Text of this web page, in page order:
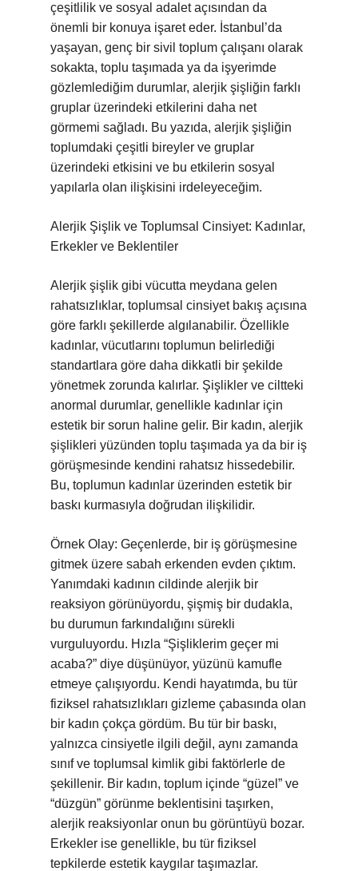
çeşitlilik ve sosyal adalet açısından da
önemli bir konuya işaret eder. İstanbul’da
yaşayan, genç bir sivil toplum çalışanı olarak
sokakta, toplu taşımada ya da işyerimde
gözlemlediğim durumlar, alerjik şişliğin farklı
gruplar üzerindeki etkilerini daha net
görmemi sağladı. Bu yazıda, alerjik şişliğin
toplumdaki çeşitli bireyler ve gruplar
üzerindeki etkisini ve bu etkilerin sosyal
yapılarla olan ilişkisini irdeleyeceğim.
Alerjik Şişlik ve Toplumsal Cinsiyet: Kadınlar,
Erkekler ve Beklentiler
Alerjik şişlik gibi vücutta meydana gelen
rahatsızlıklar, toplumsal cinsiyet bakış açısına
göre farklı şekillerde algılanabilir. Özellikle
kadınlar, vücutlarını toplumun belirlediği
standartlara göre daha dikkatli bir şekilde
yönetmek zorunda kalırlar. Şişlikler ve ciltteki
anormal durumlar, genellikle kadınlar için
estetik bir sorun haline gelir. Bir kadın, alerjik
şişlikleri yüzünden toplu taşımada ya da bir iş
görüşmesinde kendini rahatsız hissedebilir.
Bu, toplumun kadınlar üzerinden estetik bir
baskı kurmasıyla doğrudan ilişkilidir.
Örnek Olay: Geçenlerde, bir iş görüşmesine
gitmek üzere sabah erkenden evden çıktım.
Yanımdaki kadının cildinde alerjik bir
reaksiyon görünüyordu, şişmiş bir dudakla,
bu durumun farkındalığını sürekli
vurguluyordu. Hızla “Şişliklerim geçer mi
acaba?” diye düşünüyor, yüzünü kamufle
etmeye çalışıyordu. Kendi hayatımda, bu tür
fiziksel rahatsızlıkları gizleme çabasında olan
bir kadın çokça gördüm. Bu tür bir baskı,
yalnızca cinsiyetle ilgili değil, aynı zamanda
sınıf ve toplumsal kimlik gibi faktörlerle de
şekillenir. Bir kadın, toplum içinde “güzel” ve
“düzgün” görünme beklentisini taşırken,
alerjik reaksiyonlar onun bu görüntüyü bozar.
Erkekler ise genellikle, bu tür fiziksel
tepkilerde estetik kaygılar taşımazlar.